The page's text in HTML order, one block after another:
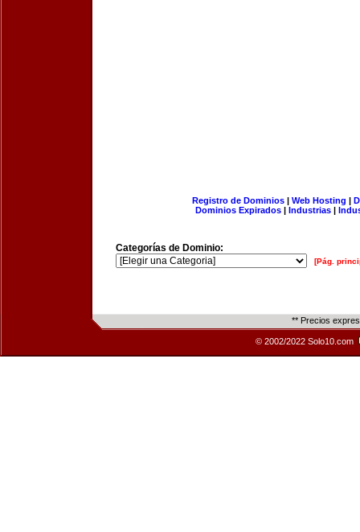
Registro de Dominios| Web Hosting |
Dominios Expirados | Industrias |
Categorías de Dominio:
[Pág.
** Precios
© 2002/2022 Solo10.com